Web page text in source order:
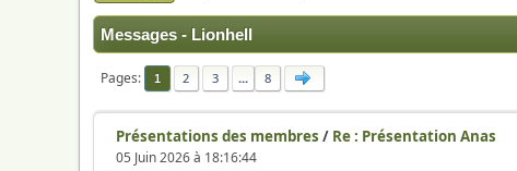
Messages - Lionhell
Pages 1 2 3 ... 8
Présentations des membres / Re : Présentation Anas
05 Juin 2026 à 18:16:44